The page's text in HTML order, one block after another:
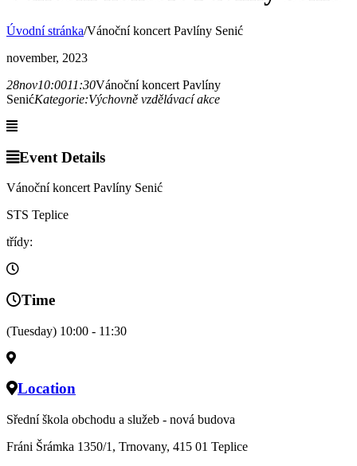
Úvodní stránka/Vánoční koncert Pavlíny Senić
november, 2023
28nov10:0011:30Vánoční koncert Pavlíny
SenićKategorie:Výchovně vzdělávací akce
Event Details
Vánoční koncert Pavlíny Senić
STS Teplice
třídy:
Time
(Tuesday) 10:00 - 11:30
Location
Sřední škola obchodu a služeb - nová budova
Fráni Šrámka 1350/1, Trnovany, 415 01 Teplice